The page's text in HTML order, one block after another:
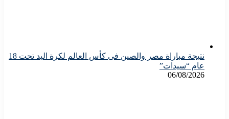
نتيجة مباراة مصر والصين فى كأس العالم لكرة اليد تحت 18
عام “سيدات”
06/08/2026